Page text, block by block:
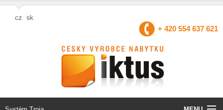
cz sk
+ 420 554 637 621